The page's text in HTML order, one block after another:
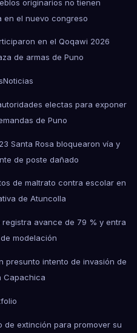
originarios no tienen
en el nuevo congreso
en el Qoqawi 2026
de armas de Puno
Noticias
electas para exponer
de Puno
Santa Rosa bloquearon vía y
de poste dañado
de maltrato contra escolar en
de Atuncolla
avance de 79 % y entra
modelación
presunto intento de invasión de
Capachica
de extinción para promover su